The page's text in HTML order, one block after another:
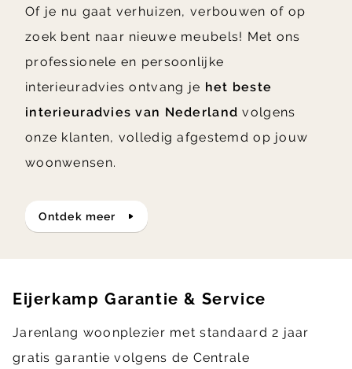
Of je nu gaat verhuizen, verbouwen of op
zoek bent naar nieuwe meubels! Met ons
professionele en persoonlijke
interieuradvies ontvang je het beste
interieuradvies van Nederland volgens
onze klanten, volledig afgestemd op jouw
woonwensen.
ontdek meer
Eijerkamp Garantie & Service
Jarenlang woonplezier met standaard 2 jaar
gratis garantie volgens de Centrale